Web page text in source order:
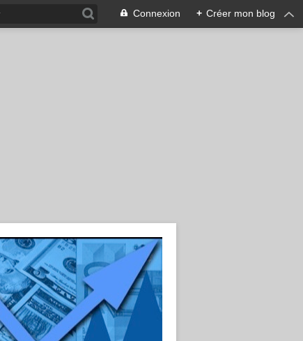
Connexion + Créer mon blog